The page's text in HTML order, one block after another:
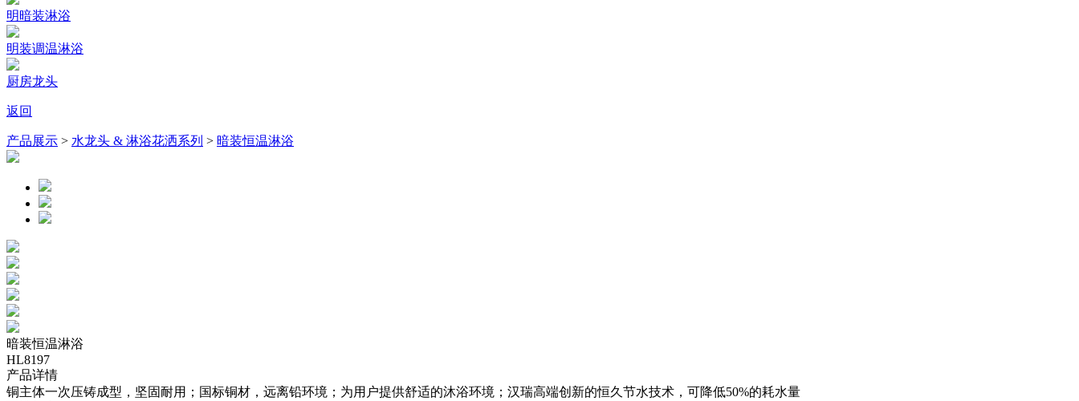
明暗装淋浴
明装调温淋浴
厨房龙头
返回
产品展示 > 水龙头 & 淋浴花洒系列 > 暗装恒温淋浴
暗装恒温淋浴
HL8197
产品详情
铜主体一次压铸成型，坚固耐用；国标铜材，远离铅环境；为用户提供舒适的沐浴环境；汉瑞高端创新的恒久节水技术，可降低50%的耗水量